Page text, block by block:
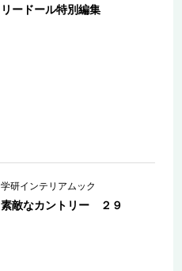
リードール特別編集
学研インテリアムック
素敵なカントリー ２９